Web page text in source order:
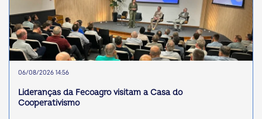
06/08/2026 14:56
Lideranças da Fecoagro visitam a Casa do
Cooperativismo